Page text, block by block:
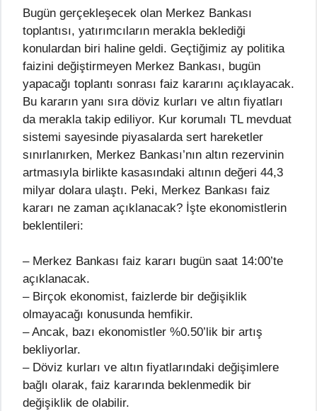
Bugün gerçekleşecek olan Merkez Bankası
toplantısı, yatırımcıların merakla beklediği
konulardan biri haline geldi. Geçtiğimiz ay politika
faizini değiştirmeyen Merkez Bankası, bugün
yapacağı toplantı sonrası faiz kararını açıklayacak.
Bu kararın yanı sıra döviz kurları ve altın fiyatları
da merakla takip ediliyor. Kur korumalı TL mevduat
sistemi sayesinde piyasalarda sert hareketler
sınırlanırken, Merkez Bankası’nın altın rezervinin
artmasıyla birlikte kasasındaki altının değeri 44,3
milyar dolara ulaştı. Peki, Merkez Bankası faiz
kararı ne zaman açıklanacak? İşte ekonomistlerin
beklentileri:
– Merkez Bankası faiz kararı bugün saat 14:00’te
açıklanacak.
– Birçok ekonomist, faizlerde bir değişiklik
olmayacağı konusunda hemfikir.
– Ancak, bazı ekonomistler %0.50’lik bir artış
bekliyorlar.
– Döviz kurları ve altın fiyatlarındaki değişimlere
bağlı olarak, faiz kararında beklenmedik bir
değişiklik de olabilir.